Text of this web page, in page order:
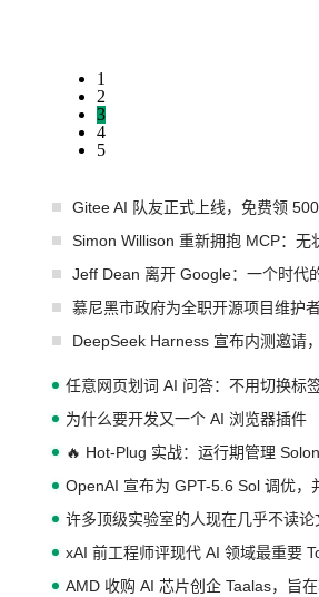
1
2
3
4
5
Gitee AI 队友正式上线，免费领
Simon Willison 重新拥抱 MCP：无
Jeff Dean 离开 Google：一个时代
慕尼黑市政府为全职开源项目维护
DeepSeek Harness 宣布内测邀请
任意网页划词 AI 问答：不用切换标
为什么要开发又一个 AI 浏览器插件
🔥 Hot-Plug 实战：运行期管理
OpenAI 宣布为 GPT-5.6 Sol 调优，
许多顶级实验室的人现在几乎不读论
xAI 前工程师评现代 AI 领域最重要
AMD 收购 AI 芯片创企 Taalas，旨